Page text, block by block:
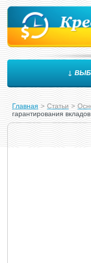
↓
Главная > Статьи >
гарантирования